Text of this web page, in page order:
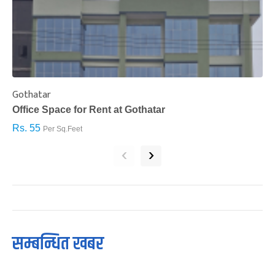
Gothatar
Office Space for Rent at Gothatar
Rs. 55 Per Sq.Feet
‹ ›
सम्बन्धित खबर